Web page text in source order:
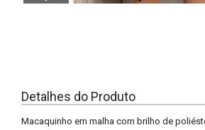
Detalhes do Produto
Macaquinho em malha com brilho de